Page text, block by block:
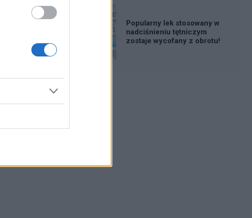
Popularny lek stosowany w
nadciśnieniu tętniczym
zostaje wycofany z obrotu!